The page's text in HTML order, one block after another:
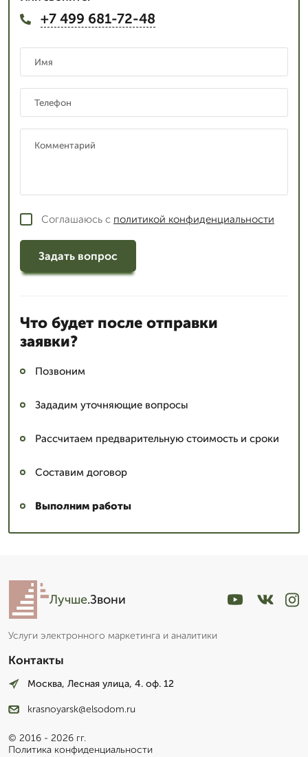
+7 499 681-72-48
Соглашаюсь с политикой конфиденциальности
Задать вопрос
Что будет после отправки
заявки?
Позвоним
Зададим уточняющие вопросы
Рассчитаем предварительную стоимость и сроки
Составим договор
Выполним работы
Лучше.Звони
Услуги электронного маркетинга и аналитики
Контакты
Москва, Лесная улица, 4. оф. 12
krasnoyarsk@elsodom.ru
© 2016 - 2026 гг.
Политика конфиденциальности